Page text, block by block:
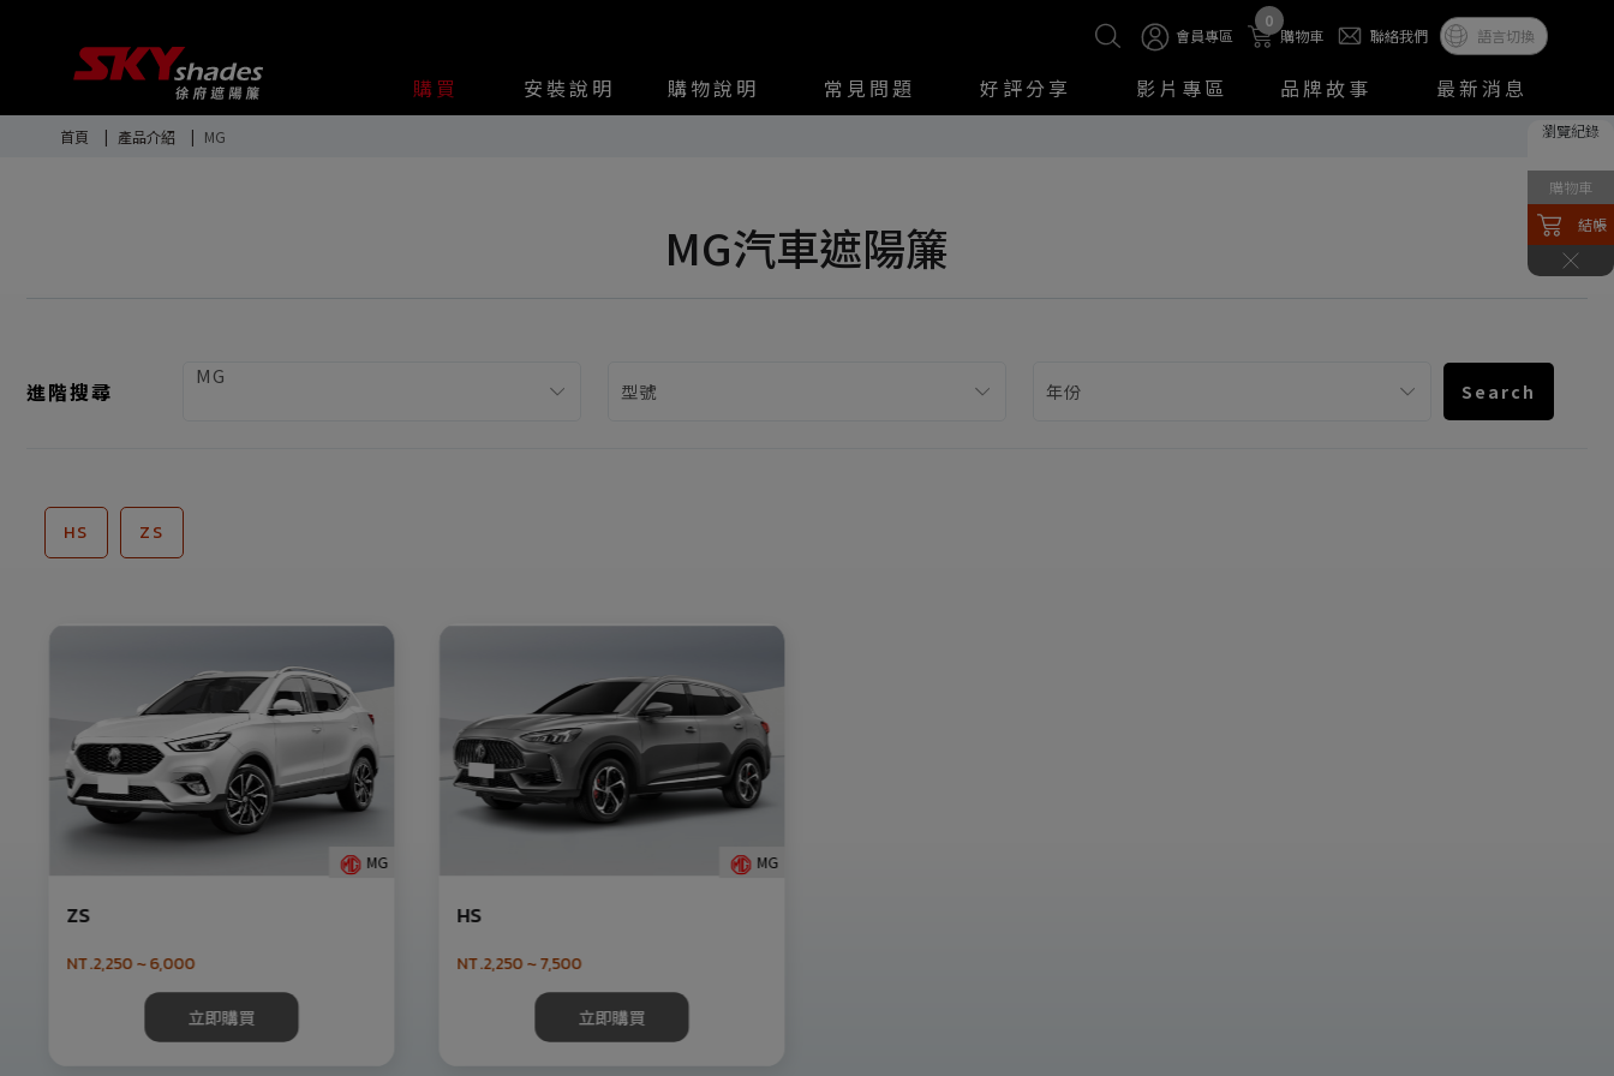
會員專區
0
購物車 聯絡我們 語言切換
購買 安裝說明 購物說明 常見問題 好評分享 影片專區 品牌故事 最新消息
首頁 產品介紹 MG
MG汽車遮陽簾
進階搜尋
MG
Search
HS ZS
MG
ZS
NT.2,250 ~ 6,000
立即購買
MG
HS
NT.2,250 ~ 7,500
立即購買
瀏覽紀錄
購物車
結帳